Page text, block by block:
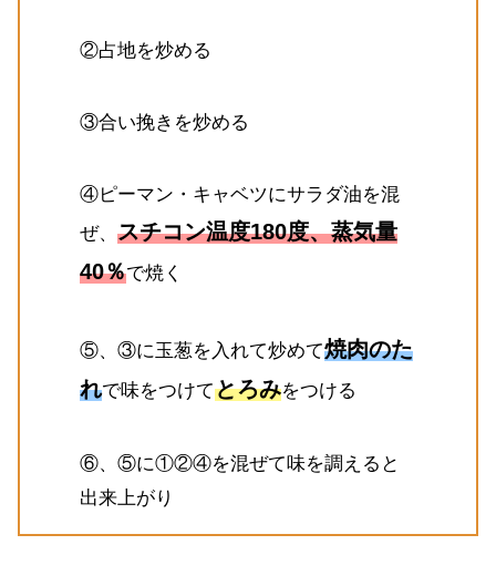
②占地を炒める
③合い挽きを炒める
④ピーマン・キャベツにサラダ油を混
ぜ、スチコン温度180度、蒸気量
40％で焼く
⑤、③に玉葱を入れて炒めて焼肉のた
れで味をつけてとろみをつける
⑥、⑤に①②④を混ぜて味を調えると
出来上がり